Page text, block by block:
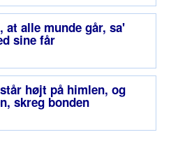
alle munde går, sa'
sine får
højt på himlen, og
skreg bonden